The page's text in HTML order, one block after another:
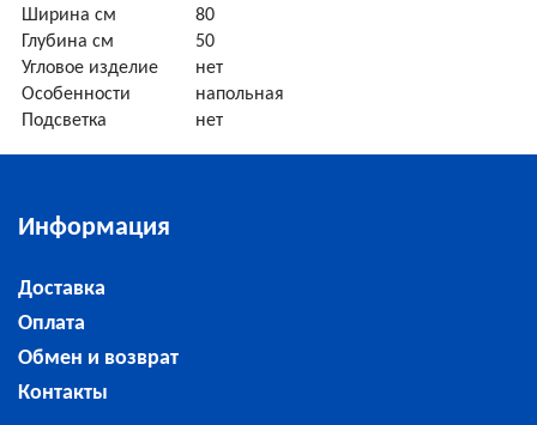
Ширина см
80
Глубина см
50
Угловое изделие
нет
Особенности
напольная
Подсветка
нет
Информация
Доставка
Оплата
Обмен и возврат
Контакты